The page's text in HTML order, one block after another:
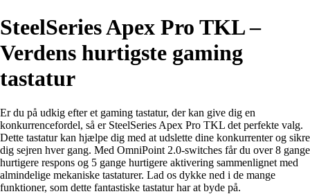
SteelSeries Apex Pro TKL –
Verdens hurtigste gaming
tastatur
Er du på udkig efter et gaming tastatur, der kan give dig en
konkurrencefordel, så er SteelSeries Apex Pro TKL det perfekte valg.
Dette tastatur kan hjælpe dig med at udslette dine konkurrenter og sikre
dig sejren hver gang. Med OmniPoint 2.0-switches får du over 8 gange
hurtigere respons og 5 gange hurtigere aktivering sammenlignet med
almindelige mekaniske tastaturer. Lad os dykke ned i de mange
funktioner, som dette fantastiske tastatur har at byde på.